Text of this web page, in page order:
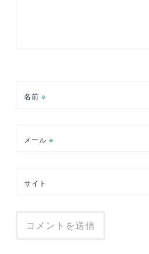
名前 ※
メール ※
サイト